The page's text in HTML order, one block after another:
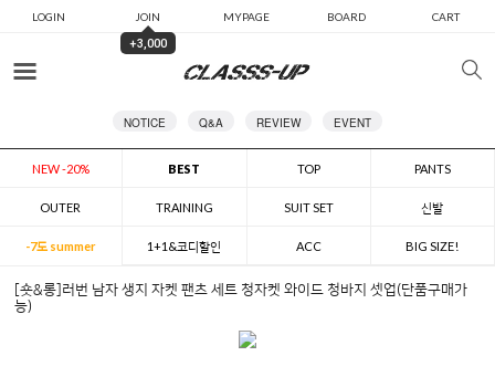
LOGIN JOIN MYPAGE BOARD CART
+3,000
NOTICE Q&A REVIEW EVENT
NEW -20% BEST TOP PANTS
OUTER TRAINING SUIT SET 신발
-7도 summer 1+1&코디할인 ACC BIG SIZE!
[숏&롱]러번 남자 생지 자켓 팬츠 세트 청자켓 와이드 청바지 셋업(단품구매가
능)